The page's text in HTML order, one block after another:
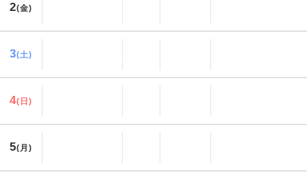
2(金)
3(土)
4(日)
5(月)